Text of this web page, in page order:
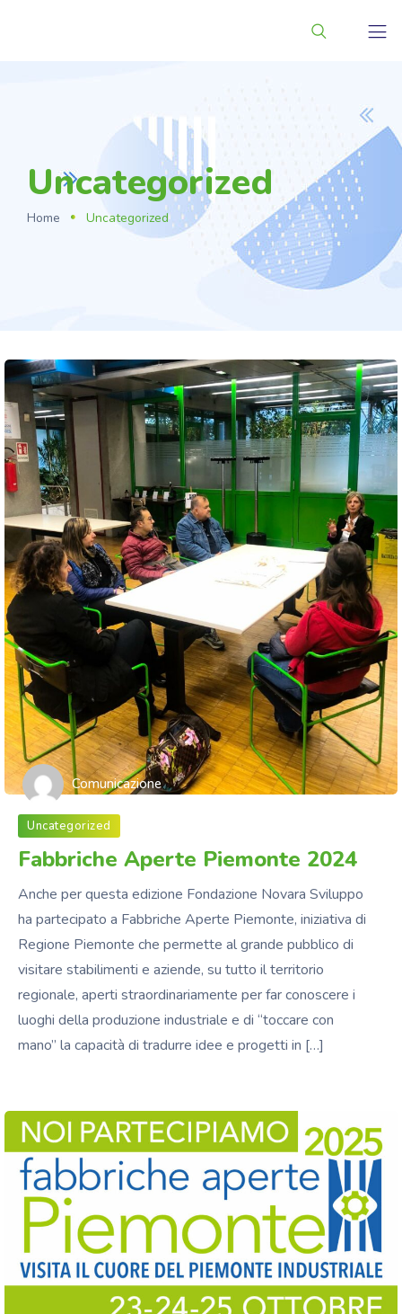
Uncategorized
Home Uncategorized
Comunicazione
Uncategorized
Fabbriche Aperte Piemonte 2024
Anche per questa edizione Fondazione Novara Sviluppo
ha partecipato a Fabbriche Aperte Piemonte, iniziativa di
Regione Piemonte che permette al grande pubblico di
visitare stabilimenti e aziende, su tutto il territorio
regionale, aperti straordinariamente per far conoscere i
luoghi della produzione industriale e di “toccare con
mano” la capacità di tradurre idee e progetti in […]